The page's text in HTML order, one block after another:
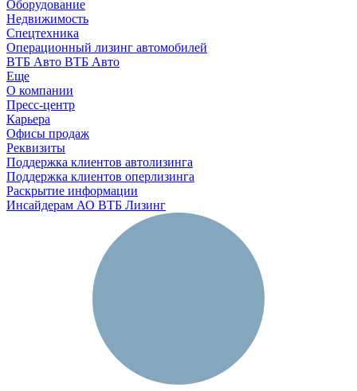
Оборудование
Недвижимость
Спецтехника
Операционный лизинг автомобилей
ВТБ Авто ВТБ Авто
Еще
О компании
Пресс-центр
Карьера
Офисы продаж
Реквизиты
Поддержка клиентов автолизинга
Поддержка клиентов оперлизинга
Раскрытие информации
Инсайдерам АО ВТБ Лизинг